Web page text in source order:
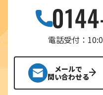
電話受付：
メールで
問い合わせる